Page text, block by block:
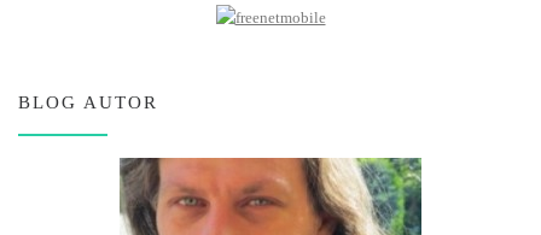
BLOG AUTOR